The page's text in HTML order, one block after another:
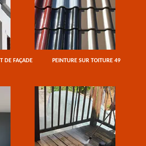
DE FAÇADE
PEINTURE SUR TOITURE 49